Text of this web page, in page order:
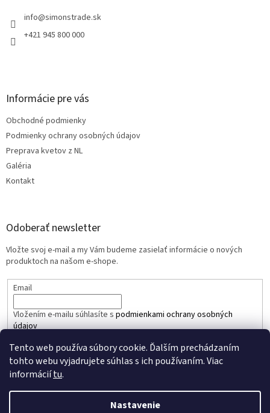
Tento web používa súbory cookie. Ďalším prechádzaním
tohto webu vyjadrujete súhlas s ich používaním. Viac
informáciítu.
Nastavenie
info@simonstrade.sk
+421 945 800 000
Informácie pre vás
Obchodné podmienky
Podmienky ochrany osobných údajov
Preprava kvetov z NL
Galéria
Kontakt
Odoberať newsletter
Vložte svoj e-mail a my Vám budeme zasielať informácie o nových
produktoch na našom e-shope.
Email
Vložením e-mailu súhlasíte s podmienkami ochrany osobných
údajov
PRIHLÁSIŤ SA
Vytvoril Shoptet